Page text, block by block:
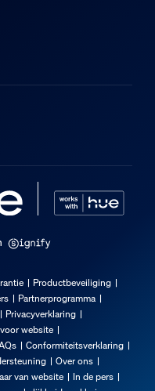
Productbeveiliging
Partnerprogramma
Privacyverklaring
website
Conformiteitsverklaring
Over ons
van website
In de pers